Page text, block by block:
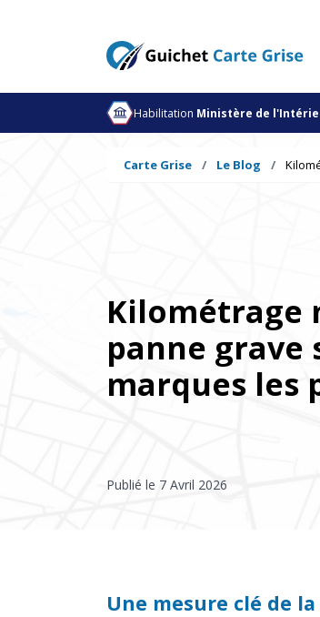
Habilitation Ministère de
Carte Grise Le Blog
Kilométrage
panne grave
marques les
Publié le 7 Avril 2026
Une mesure clé de